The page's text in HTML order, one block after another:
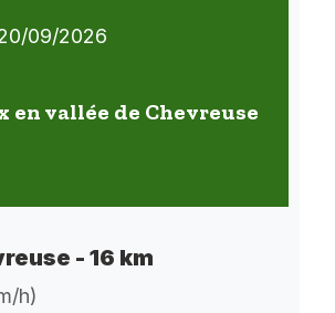
09/2026
en vallée de Chevreuse
- 16 km
h)